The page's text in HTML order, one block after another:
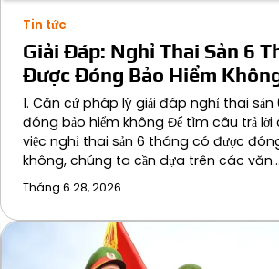
Tin tức
Giải Đáp: Nghỉ Thai Sản 6
Được Đóng Bảo Hiểm
1. Căn cứ pháp lý giải đáp nghỉ thai
đóng bảo hiểm không Để tìm câu trả
việc nghỉ thai sản 6 tháng có được
không, chúng ta cần dựa trên các văn…
Tháng 6 28, 2026